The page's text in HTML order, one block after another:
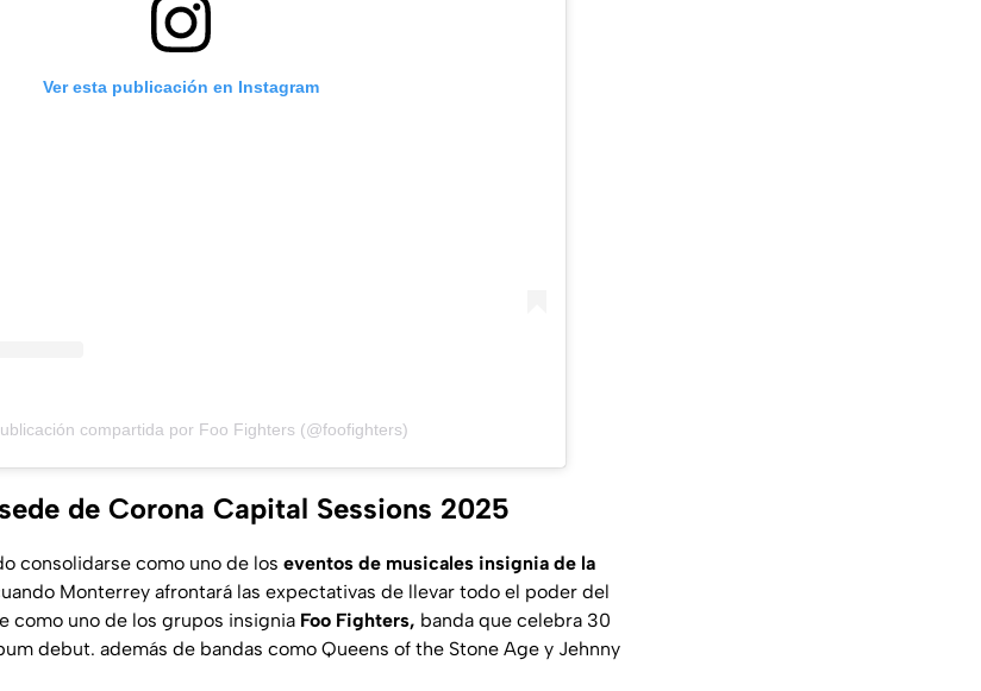
Ver esta publicación en Instagram
compartida por Foo Fighters (@foofighters)
de Corona Capital Sessions 2025
consolidarse como uno de los eventos de musicales insignia de la
Monterrey afrontará las expectativas de llevar todo el poder del
como uno de los grupos insignia Foo Fighters, banda que celebra 30
debut. además de bandas como Queens of the Stone Age y Jehnny